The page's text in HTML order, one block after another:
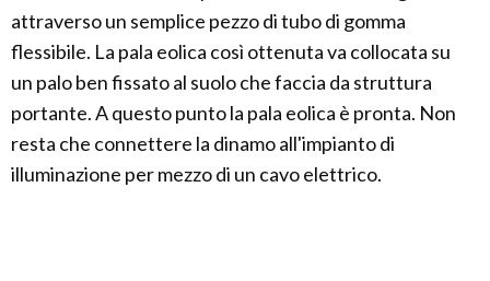
attraverso un semplice pezzo di tubo di gomma
flessibile. La pala eolica così ottenuta va collocata su
un palo ben fissato al suolo che faccia da struttura
portante. A questo punto la pala eolica è pronta. Non
resta che connettere la dinamo all'impianto di
illuminazione per mezzo di un cavo elettrico.